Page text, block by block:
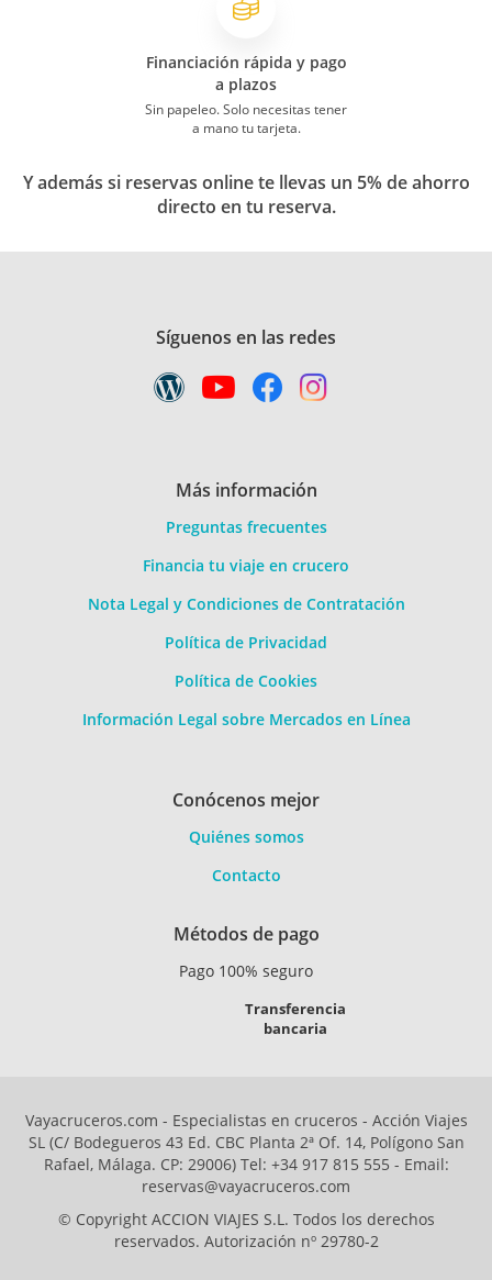
Financiación rápida y pago
a plazos
Sin papeleo. Solo necesitas tener
a mano tu tarjeta.
Y además si reservas online te llevas un 5% de ahorro
directo en tu reserva.
Síguenos en las redes
Más información
Preguntas frecuentes
Financia tu viaje en crucero
Nota Legal y Condiciones de Contratación
Política de Privacidad
Política de Cookies
Información Legal sobre Mercados en Línea
Conócenos mejor
Quiénes somos
Contacto
Métodos de pago
Pago 100% seguro
Transferencia
bancaria
Vayacruceros.com - Especialistas en cruceros - Acción Viajes
SL (C/ Bodegueros 43 Ed. CBC Planta 2ª Of. 14, Polígono San
Rafael, Málaga. CP: 29006) Tel: +34 917 815 555 - Email:
reservas@vayacruceros.com
© Copyright ACCION VIAJES S.L. Todos los derechos
reservados. Autorización nº 29780-2